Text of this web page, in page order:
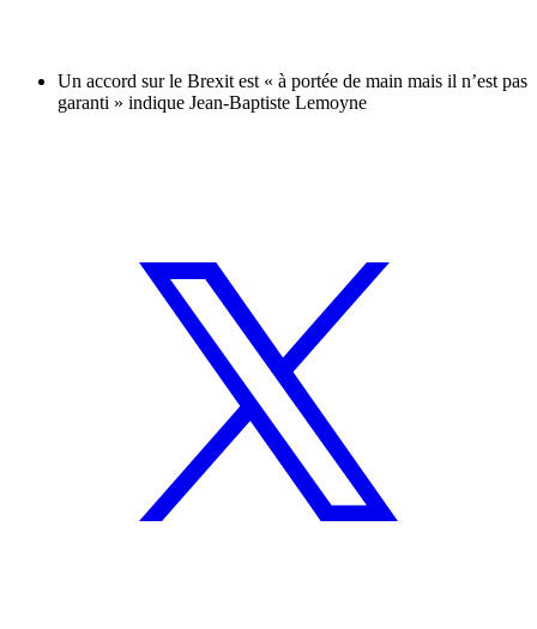
Un accord sur le Brexit est « à portée de main mais il n’est pas
garanti » indique Jean-Baptiste Lemoyne